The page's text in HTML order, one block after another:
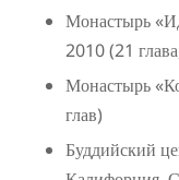
Монастырь
2010 (21
Монастырь
глав)
Буддийский